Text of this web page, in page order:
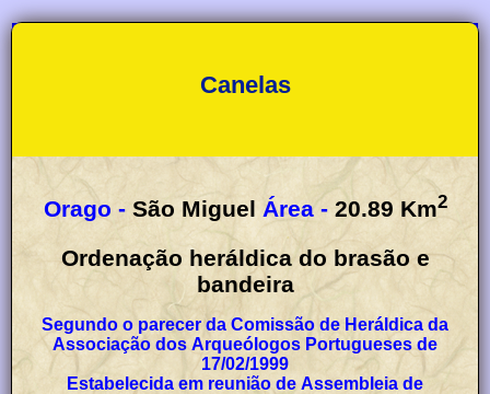
Canelas
Orago - São Miguel Área - 20.89 Km2
Ordenação heráldica do brasão e
bandeira
Segundo o parecer da Comissão de Heráldica da
Associação dos Arqueólogos Portugueses de
17/02/1999
Estabelecida em reunião de Assembleia de